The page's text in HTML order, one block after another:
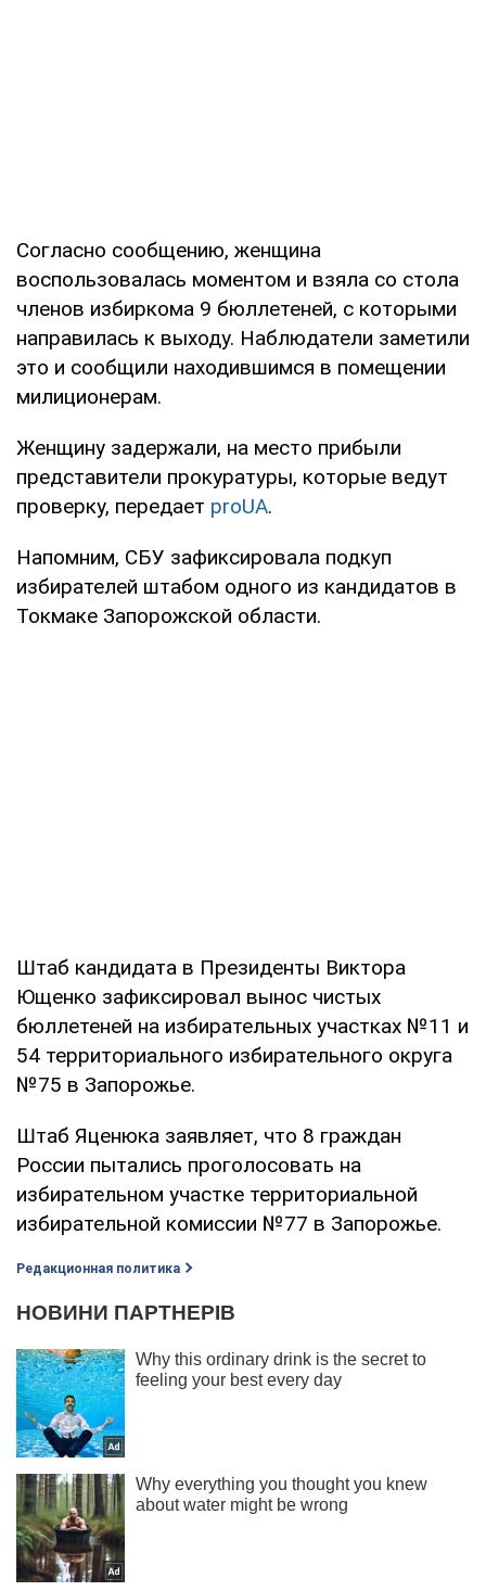
Согласно сообщению, женщина
воспользовалась моментом и взяла со стола
членов избиркома 9 бюллетеней, с которыми
направилась к выходу. Наблюдатели заметили
это и сообщили находившимся в помещении
милиционерам.
Женщину задержали, на место прибыли
представители прокуратуры, которые ведут
проверку, передает proUA.
Напомним, СБУ зафиксировала подкуп
избирателей штабом одного из кандидатов в
Токмаке Запорожской области.
Штаб кандидата в Президенты Виктора
Ющенко зафиксировал вынос чистых
бюллетеней на избирательных участках №11 и
54 территориального избирательного округа
№75 в Запорожье.
Штаб Яценюка заявляет, что 8 граждан
России пытались проголосовать на
избирательном участке территориальной
избирательной комиссии №77 в Запорожье.
Редакционная политика